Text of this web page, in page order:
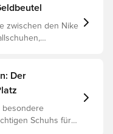
zwischen den Nike
Der
besondere
Schuhs für